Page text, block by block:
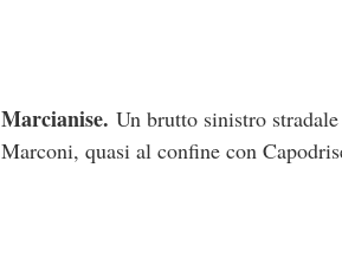
Marcianise. Un brutto sinistro
Marconi, quasi al confine con